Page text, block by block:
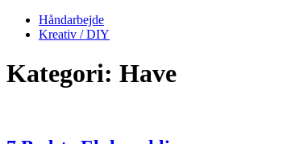
Håndarbejde
Kreativ / DIY
Kategori: Have